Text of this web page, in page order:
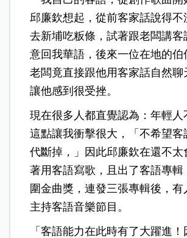
邱廉欽想起，從前客家話說得不
去新埔吃粄條，試著跟老闆講客
意回我華語，後來一位在地的伯
老闆竟直接跟他用客家話自然聊
讓他感到很受挫。
現在很多人都直覺認為：年輕人
這點讓我衝擊很大，「不希望客
代斷掉，」因此邱廉欽在還不太
著用客語寫歌，且出了客語專輯
圍金曲獎，連發三張專輯後，有
主持客語音樂節目。
「客語能力在此時有了大躍進